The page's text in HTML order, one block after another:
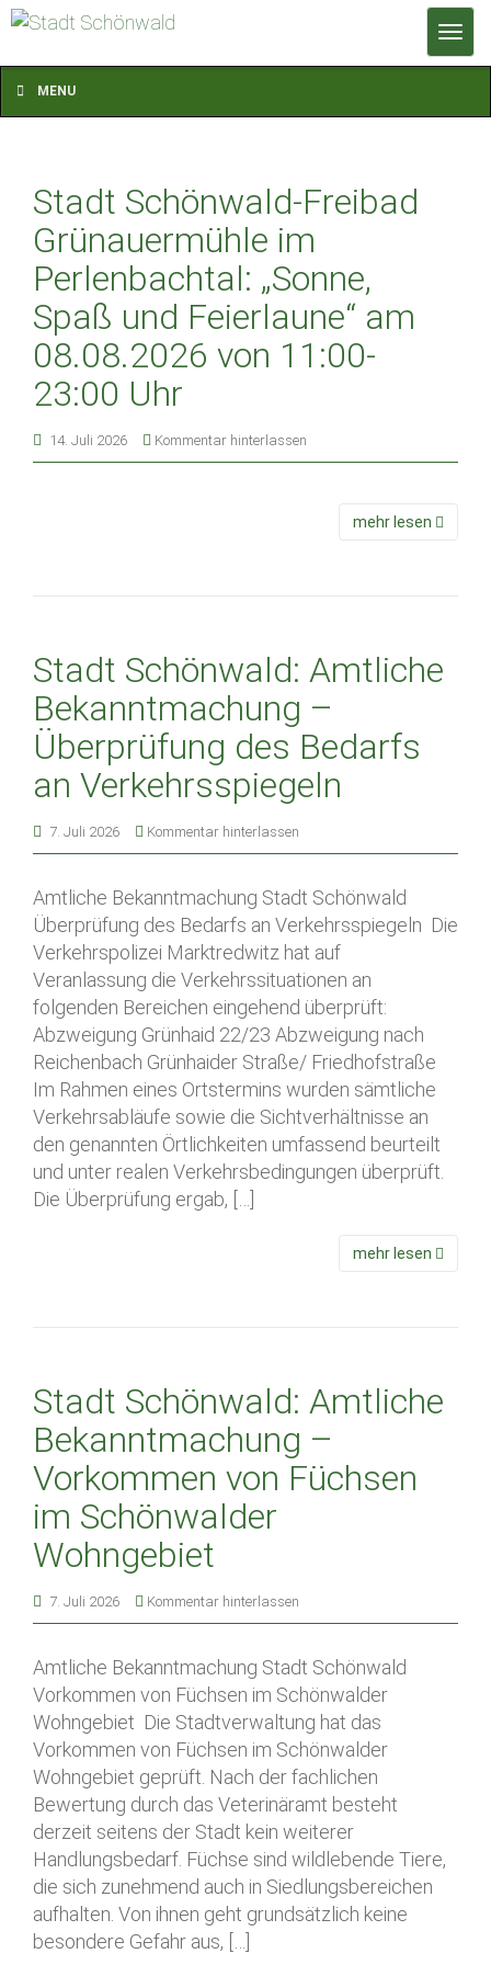
T
o
g
MENU
Stadt Schönwald-Freibad
Grünauermühle im
Perlenbachtal: „Sonne,
Spaß und Feierlaune“ am
08.08.2026 von 11:00-
23:00 Uhr
14. Juli 2026 Kommentar hinterlassen
mehr lesen
Stadt Schönwald: Amtliche
Bekanntmachung –
Überprüfung des Bedarfs
an Verkehrsspiegeln
7. Juli 2026 Kommentar hinterlassen
Amtliche Bekanntmachung Stadt Schönwald
Überprüfung des Bedarfs an Verkehrsspiegeln Die
Verkehrspolizei Marktredwitz hat auf
Veranlassung die Verkehrssituationen an
folgenden Bereichen eingehend überprüft:
Abzweigung Grünhaid 22/23 Abzweigung nach
Reichenbach Grünhaider Straße/ Friedhofstraße
Im Rahmen eines Ortstermins wurden sämtliche
Verkehrsabläufe sowie die Sichtverhältnisse an
den genannten Örtlichkeiten umfassend beurteilt
und unter realen Verkehrsbedingungen überprüft.
Die Überprüfung ergab, […]
mehr lesen
Stadt Schönwald: Amtliche
Bekanntmachung –
Vorkommen von Füchsen
im Schönwalder
Wohngebiet
7. Juli 2026 Kommentar hinterlassen
Amtliche Bekanntmachung Stadt Schönwald
Vorkommen von Füchsen im Schönwalder
Wohngebiet Die Stadtverwaltung hat das
Vorkommen von Füchsen im Schönwalder
Wohngebiet geprüft. Nach der fachlichen
Bewertung durch das Veterinäramt besteht
derzeit seitens der Stadt kein weiterer
Handlungsbedarf. Füchse sind wildlebende Tiere,
die sich zunehmend auch in Siedlungsbereichen
aufhalten. Von ihnen geht grundsätzlich keine
besondere Gefahr aus, […]